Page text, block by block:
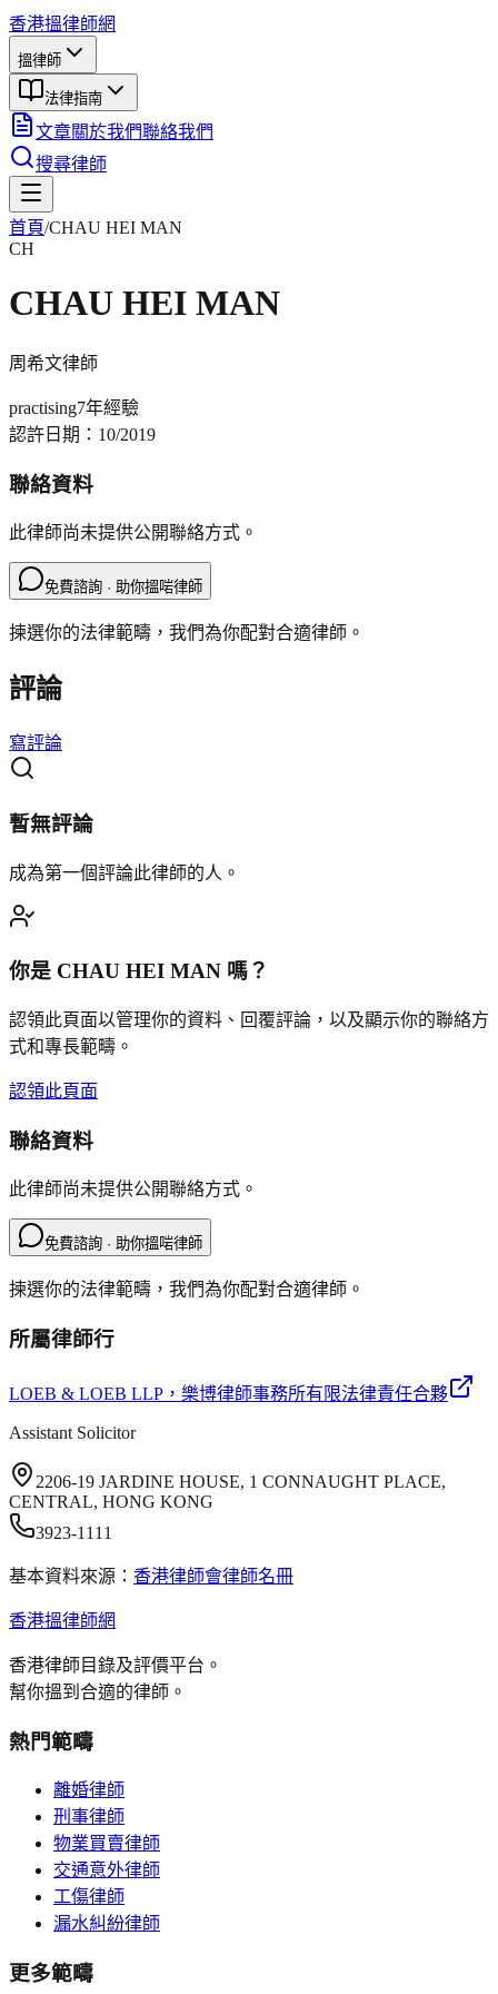
香港搵律師網
搵律師
法律指南
文章關於我們聯絡我們
搜尋律師
首頁/CHAU HEI MAN
CH
CHAU HEI MAN
周希文律師
practising7年經驗
認許日期： 10/2019
聯絡資料
此律師尚未提供公開聯絡方式。
免費諮詢 · 助你搵啱律師
揀選你的法律範疇，我們為你配對合適律師。
評論
寫評論
暫無評論
成為第一個評論此律師的人。
你是 CHAU HEI MAN 嗎？
認領此頁面以管理你的資料、回覆評論，以及顯示你的聯絡方
式和專長範疇。
認領此頁面
聯絡資料
此律師尚未提供公開聯絡方式。
免費諮詢 · 助你搵啱律師
揀選你的法律範疇，我們為你配對合適律師。
所屬律師行
LOEB & LOEB LLP ，樂博律師事務所有限法律責任合夥
Assistant Solicitor
2206-19 JARDINE HOUSE, 1 CONNAUGHT PLACE,
CENTRAL, HONG KONG
3923-1111
基本資料來源： 香港律師會律師名冊
香港搵律師網
香港律師目錄及評價平台。
幫你搵到合適的律師。
熱門範疇
離婚律師
刑事律師
物業買賣律師
交通意外律師
工傷律師
漏水糾紛律師
更多範疇